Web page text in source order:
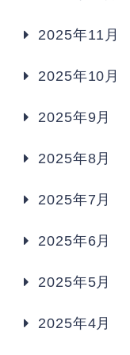
2025年11月
2025年10月
2025年9月
2025年8月
2025年7月
2025年6月
2025年5月
2025年4月